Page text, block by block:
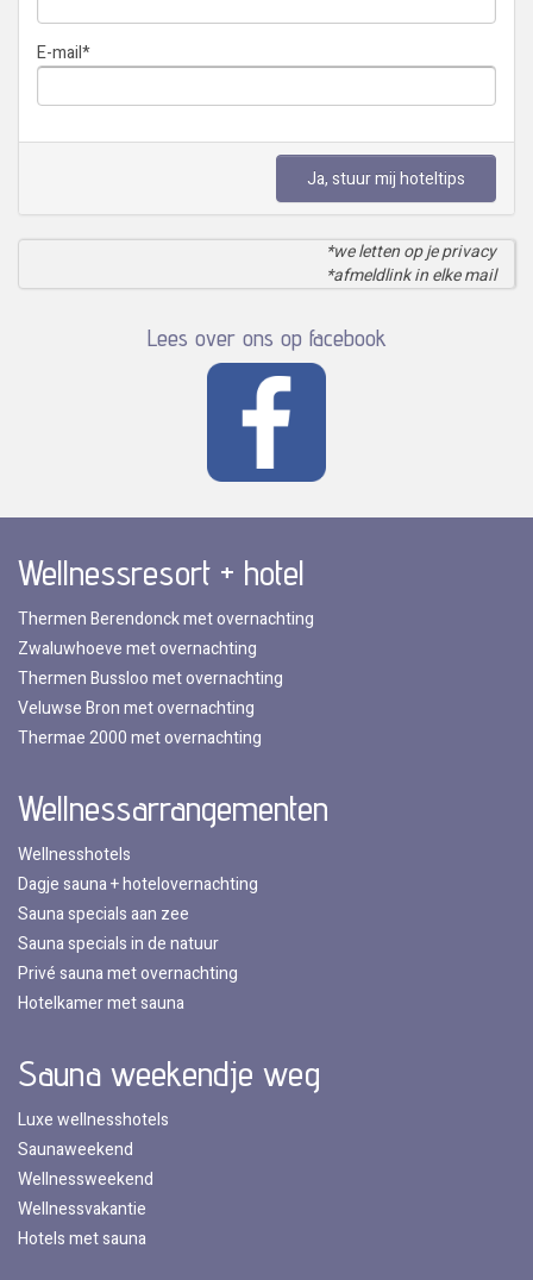
E-mail*
Ja, stuur mij hoteltips
*we letten op je privacy
*afmeldlink in elke mail
Lees over ons op facebook
Wellnessresort + hotel
Thermen Berendonck met overnachting
Zwaluwhoeve met overnachting
Thermen Bussloo met overnachting
Veluwse Bron met overnachting
Thermae 2000 met overnachting
Wellnessarrangementen
Wellnesshotels
Dagje sauna + hotelovernachting
Sauna specials aan zee
Sauna specials in de natuur
Privé sauna met overnachting
Hotelkamer met sauna
Sauna weekendje weg
Luxe wellnesshotels
Saunaweekend
Wellnessweekend
Wellnessvakantie
Hotels met sauna